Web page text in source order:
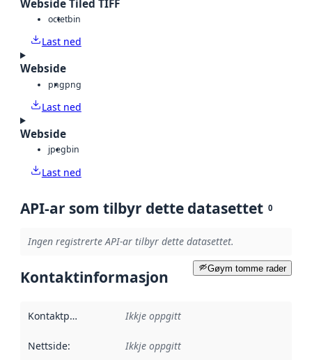
Webside Tiled TIFF
octetbin
Last ned
Webside
pngpng
Last ned
Webside
jpegbin
Last ned
API-ar som tilbyr dette datasettet 0
Ingen registrerte API-ar tilbyr dette datasettet.
Gøym tomme rader
Kontaktinformasjon
Kontaktpunkt Ikkje oppgitt
Nettside: Ikkje oppgitt